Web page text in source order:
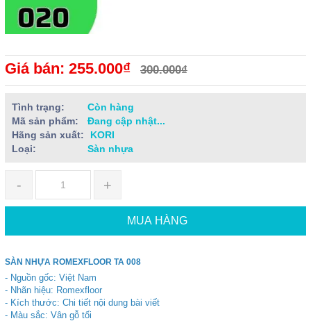
Giá bán: 255.000₫ 300.000₫
Tình trạng:
Còn hàng
Mã sản phẩm:
Đang cập nhật...
Hãng sản xuất:
KORI
Loại:
Sàn nhựa
- +
MUA HÀNG
SÀN NHỰA ROMEXFLOOR TA 008
- Nguồn gốc: Việt Nam
- Nhãn hiệu: Romexfloor
- Kích thước: Chi tiết nội dung bài viết
- Màu sắc: Vân gỗ tối